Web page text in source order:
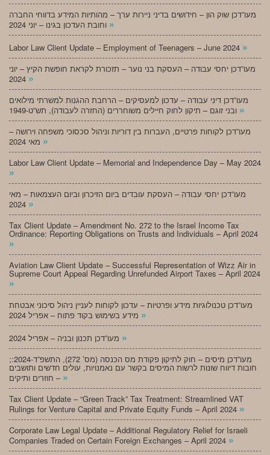
מעו”דכן שוק הון – חידושים בדיני ניירות ערך – מהותיות המידע בדווחי החברה
»
Labor Law Client Update – Employment of Teenagers – June 2024 »
מעו”דכן יחסי עבודה – העסקת בני נוער – תזכורת לקראת חופשת הקיץ – יוני
»
מעו”דכן דיני עבודה – עדכון למעסיקים – הרחבת ההגנות למשרתי מילואים
»
מעו”דכן לקוחות פרטיים, העברות בין דוריות וניהול סכסוכי משפחה וירושה –
»
Labor Law Client Update – Memorial and Independence Day – May 2024
»
מעו”דכן יחסי עבודה – העסקת עובדים ביום הזיכרון וביום העצמאות – מאי
»
Tax Client Update – Amendment No. 272 to the Israel Income Tax
Ordinance: Reporting Obligations on Trusts and Individuals – April 2024
»
Aviation Law Client Update – Successful Representation of Wizz Air in
Supreme Court Appeal Regarding Unrefunded Airport Taxes – April 2024
»
מעו”דכן טכנולוגיות מידע ופרטיות – עדכון לקוחות לעניין ניהול סיכוני אבטחת
»
»
;מעו”דכן מיסים – חוק לתיקון פקודת מס הכנסה (מס’ 272), התשפ”ד-2024:
חובות דיווח שונות לרשות המיסים בקשר עם נאמנויות, עולים חדשים ותושבים
חוזרים ותיקים – »
Tax Client Update – “Green Track” Tax Treatment: Streamlined VAT
Rulings for Venture Capital and Private Equity Funds – April 2024 »
Corporate Law Legal Update – Additional Regulatory Relief for Israeli
Companies Traded on Certain Foreign Exchanges – April 2024 »